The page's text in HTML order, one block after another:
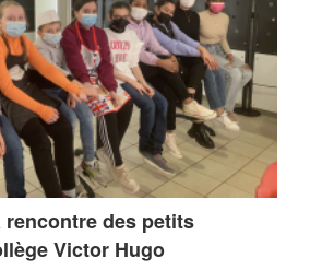
rencontre des petits
Victor Hugo